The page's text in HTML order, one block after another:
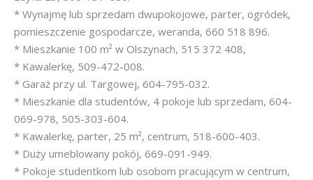
* Wynajmę lub sprzedam dwupokojowe, parter, ogródek,
pomieszczenie gospodarcze, weranda, 660 518 896.
* Mieszkanie 100 m² w Olszynach, 515 372 408,
* Kawalerkę, 509-472-008.
* Garaż przy ul. Targowej, 604-795-032.
* Mieszkanie dla studentów, 4 pokoje lub sprzedam, 604-
069-978, 505-303-604.
* Kawalerkę, parter, 25 m², centrum, 518-600-403.
* Duży umeblowany pokój, 669-091-949.
* Pokoje studentkom lub osobom pracującym w centrum,